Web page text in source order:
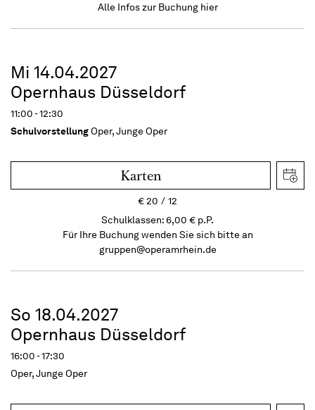
Alle Infos zur Buchung hier
Mi 14.04.2027
Opernhaus Düsseldorf
11:00 - 12:30
SchulvorstellungOper, Junge Oper
Karten
€20
12
Schulklassen: 6,00 € p.P.
Für Ihre Buchung wenden Sie sich bitte an
gruppen@operamrhein.de
So 18.04.2027
Opernhaus Düsseldorf
16:00 - 17:30
Oper, Junge Oper